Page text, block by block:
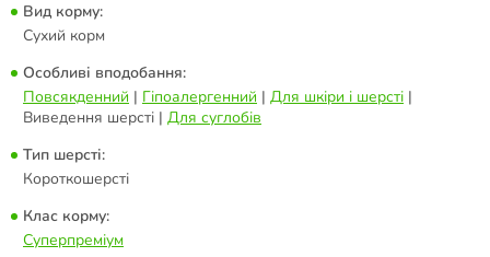
Вид корму:
Сухий корм
Особливі вподобання:
Повсякденний | Гіпоалергенний | Для шкіри і шерсті |
Виведення шерсті | Для суглобів
Тип шерсті:
Короткошерсті
Клас корму:
Суперпреміум